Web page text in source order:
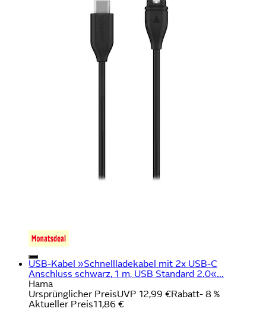
USB-Kabel »Schnellladekabel mit 2x USB-C
Anschluss schwarz, 1 m, USB Standard 2.0«...
Hama
Ursprünglicher PreisUVP 12,99 €Rabatt- 8 %
Aktueller Preis11,86 €